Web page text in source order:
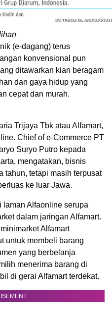
(e-dagang) terus
konvensional pun
ditawarkan kian beragam
dan gaya hidup yang
cepat dan murah.
Trijaya Tbk atau Alfamart,
Chief of e-Commerce PT
Suryo Putro kepada
mengatakan, bisnis
tahun, tetapi masih terpusat
ke luar Jawa.
Alfaonline serupa
dalam jaringan Alfamart.
Alfamart
untuk membeli barang
yang berbelanja
menerima barang di
di gerai Alfamart terdekat.